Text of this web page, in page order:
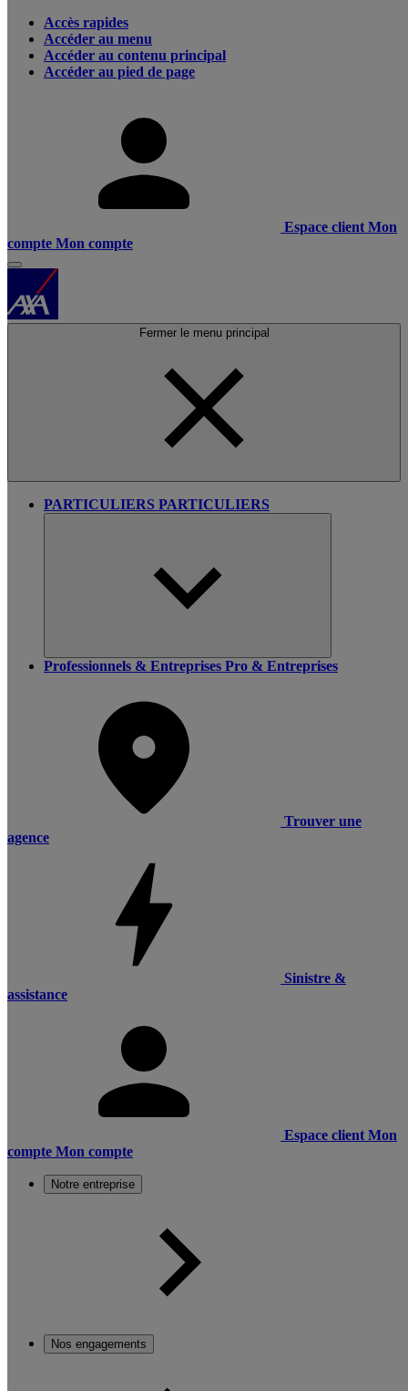
Accès rapides
Accéder au menu
Accéder au contenu principal
Accéder au pied de page
Espace client Mon
compte Mon compte
Fermer le menu principal
PARTICULIERS PARTICULIERS
Professionnels & Entreprises Pro & Entreprises
Trouver une
agence
Sinistre &
assistance
Espace client Mon
compte Mon compte
Notre entreprise
Nos engagements